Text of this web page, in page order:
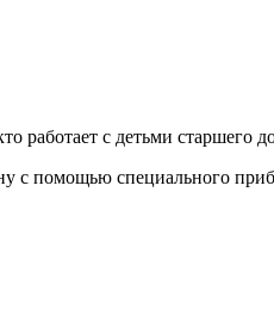
с детьми старшего
с помощью специального